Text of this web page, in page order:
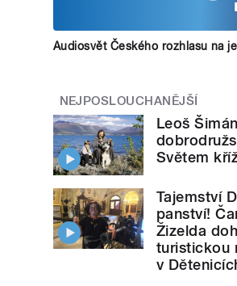
Audiosvět Českého rozhlasu na
NEJPOSLOUCHANĚJŠÍ
Leoš
Světem
Tajemství
panství!
Žizelda
turistickou
v